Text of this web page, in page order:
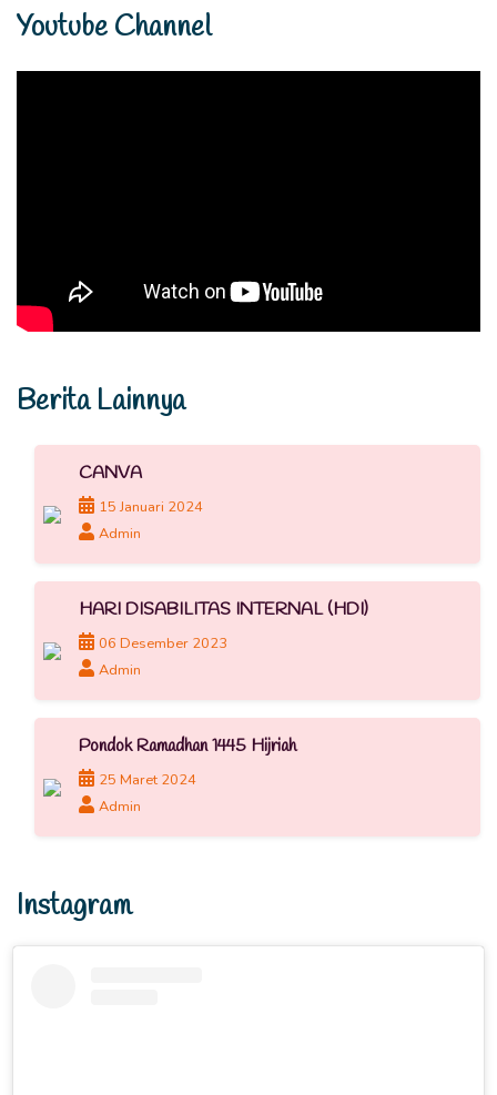
Youtube Channel
Berita Lainnya
CANVA
15 Januari 2024
Admin
HARI DISABILITAS INTERNAL (HDI)
06 Desember 2023
Admin
Pondok Ramadhan 1445 Hijriah
25 Maret 2024
Admin
Instagram